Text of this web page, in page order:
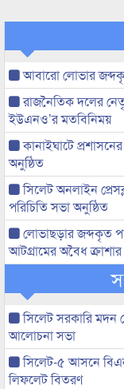
আবারো লোভার
রাজনৈতিক দলের
ইউএনও’র মতবিনিময়
কানাইঘাটে
অনুষ্ঠিত
সিলেট অনলাইন
পরিচিতি সভা অনুষ্ঠিত
লোভাছড়ার জব্দকৃত
আটগ্রামের অবৈধ
সিলেট সরকারি মদন
আলোচনা সভা
সিলেট-৫ আসনে
লিফলেট বিতরণ